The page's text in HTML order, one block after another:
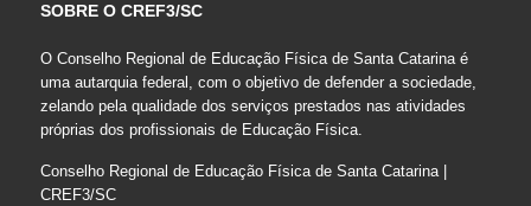
SOBRE O CREF3/SC
O Conselho Regional de Educação Física de Santa Catarina é
uma autarquia federal, com o objetivo de defender a sociedade,
zelando pela qualidade dos serviços prestados nas atividades
próprias dos profissionais de Educação Física.
Conselho Regional de Educação Física de Santa Catarina |
CREF3/SC